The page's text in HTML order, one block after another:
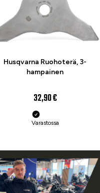
Husqvarna Ruohoterä, 3-
hampainen
32,90 €
Varastossa